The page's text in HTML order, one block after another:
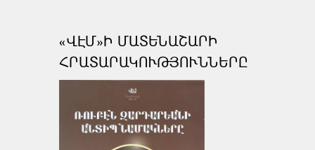
«ՎԷՄ»Ի ՄԱՏԵՆԱՇԱՐԻ
ՀՐԱՏԱՐԱԿՈՒԹՅՈՒՆՆԵՐԸ